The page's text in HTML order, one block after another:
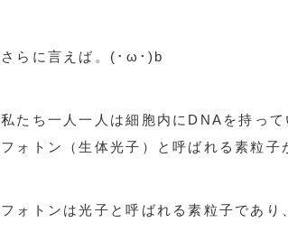
さらに言えば。 (･ω･)b
私たち一人一人は細胞内にDNAを持っ
フォトン（生体光子）と呼ばれる素粒子
フォトンは光子と呼ばれる素粒子であり